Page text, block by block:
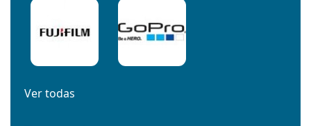
Ver todas